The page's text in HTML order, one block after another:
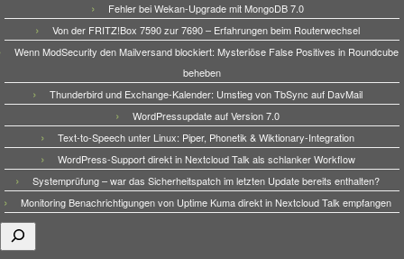
Fehler bei Wekan-Upgrade mit MongoDB 7.0
Von der FRITZ!Box 7590 zur 7690 – Erfahrungen beim Routerwechsel
Wenn ModSecurity den Mailversand blockiert: Mysteriöse False Positives in Roundcube
beheben
Thunderbird und Exchange-Kalender: Umstieg von TbSync auf DavMail
WordPressupdate auf Version 7.0
Text-to-Speech unter Linux: Piper, Phonetik & Wiktionary-Integration
WordPress-Support direkt in Nextcloud Talk als schlanker Workflow
Systemprüfung – war das Sicherheitspatch im letzten Update bereits enthalten?
Monitoring Benachrichtigungen von Uptime Kuma direkt in Nextcloud Talk empfangen
Suchen